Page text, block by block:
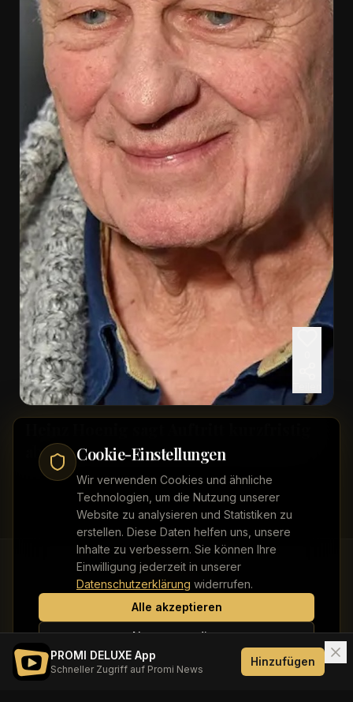
Cookie-Einstellungen
Wir verwenden Cookies und ähnliche
Technologien, um die Nutzung unserer
Website zu analysieren und Statistiken zu
erstellen. Diese Daten helfen uns, unsere
Inhalte zu verbessern. Sie können Ihre
Einwilligung jederzeit in unserer
Datenschutzerklärung widerrufen.
Alle akzeptieren
Nur notwendige
PROMI DELUXE App
Schneller Zugriff auf Promi News
Hinzufügen
ab
ImpressumDatenschutzWerbung buchen